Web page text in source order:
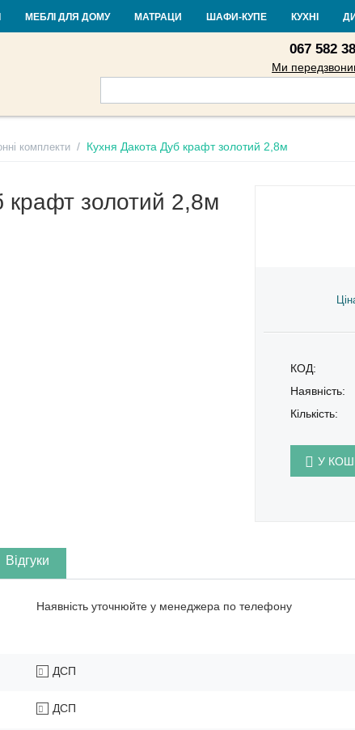
Контакти Доставка і оплата Гарантія та
067 582
Ми
МЕБЛІ ДЛЯ ДОМУ МАТРАЦИ ШАФИ-КУПЕ КУХНІ
комплекти / Кухня Дакота Дуб крафт золотий 2,8м
крафт золотий 2,8м
КОД:
Наявність:
Кількість:
У
Відгуки
Наявність уточнюйте у менеджера по телефону
ДСП
ДСП